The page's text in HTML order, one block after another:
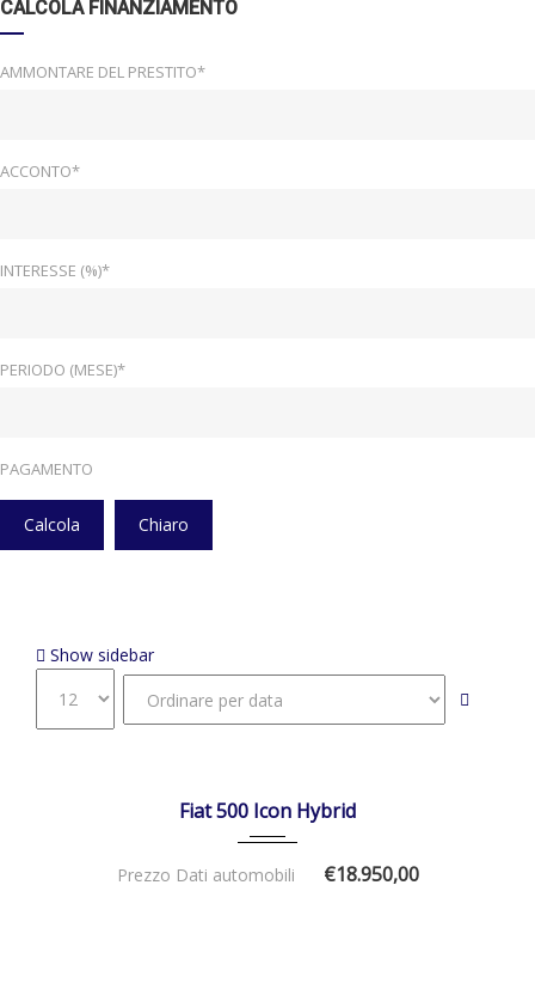
CALCOLA FINANZIAMENTO
AMMONTARE DEL PRESTITO*
ACCONTO*
INTERESSE (%)*
PERIODO (MESE)*
PAGAMENTO
Calcola Chiaro
Show sidebar
Fiat 500 Icon Hybrid
Prezzo Dati automobili €18.950,00